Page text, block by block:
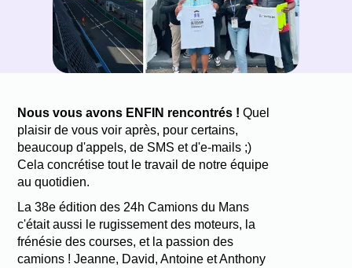
Nous vous avons ENFIN rencontrés ! Quel
plaisir de vous voir après, pour certains,
beaucoup d'appels, de SMS et d'e-mails ;)
Cela concrétise tout le travail de notre équipe
au quotidien.
La 38e édition des 24h Camions du Mans
c'était aussi le rugissement des moteurs, la
frénésie des courses, et la passion des
camions ! Jeanne, David, Antoine et Anthony